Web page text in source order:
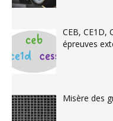
CEB, CE1D,
épreuves
Misère des